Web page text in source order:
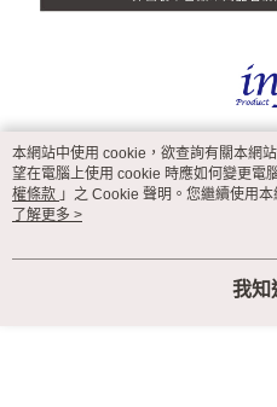
本網站中使用 cookie，欲查詢有關本網
望在電腦上使用 cookie 時應如何變更電
權條款 」之 Cookie 聲明。您繼續使用
用條款之 Cookie 聲明使用 cookie。
了解更多 >
我知